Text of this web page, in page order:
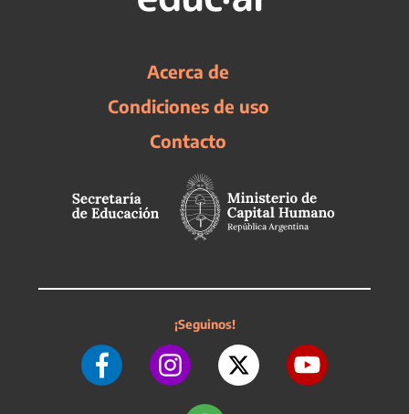
Acerca de
Condiciones de uso
Contacto
¡Seguinos!